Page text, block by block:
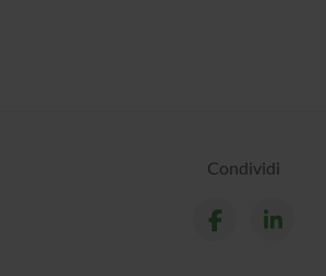
Condividi